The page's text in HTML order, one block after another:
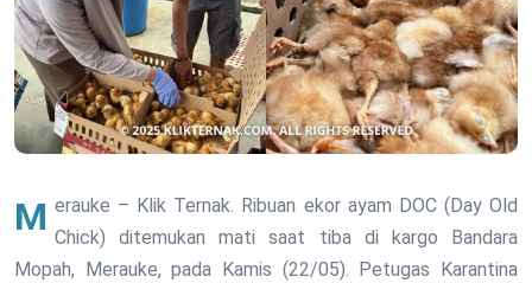
Merauke – Klik Ternak. Ribuan ekor ayam DOC (Day Old Chick) ditemukan mati saat tiba di kargo Bandara
Mopah, Merauke, pada Kamis (22/05). Petugas Karantina